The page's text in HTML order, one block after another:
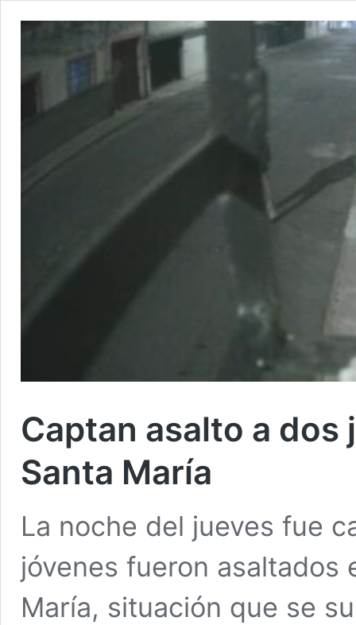
Captan asalto a dos
Santa María
La noche del jueves fue
jóvenes fueron asaltados
María, situación que se